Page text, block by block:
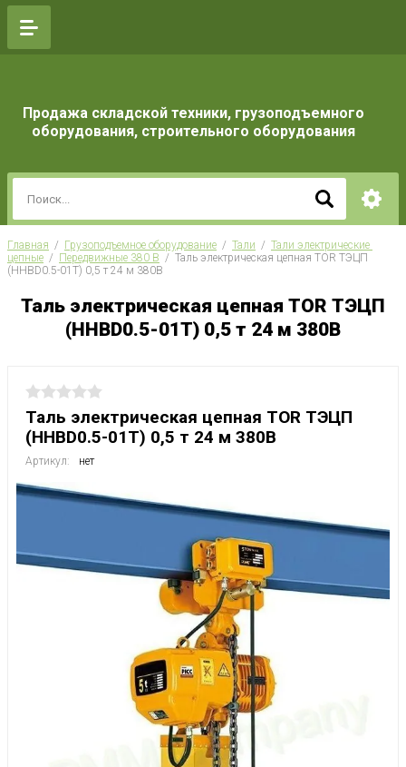
Продажа складской техники, грузоподъемного
оборудования, строительного оборудования
Главная
  /
Грузоподъемное оборудование
  /
Тали
  /
Тали электрические
цепные
  /
Передвижные 380 В
  /  Таль электрическая цепная TOR ТЭЦП
(HHBD0.5-01T) 0,5 т 24 м 380В
Таль электрическая цепная TOR ТЭЦП
(HHBD0.5-01T) 0,5 т 24 м 380В
Таль электрическая цепная TOR ТЭЦП
(HHBD0.5-01T) 0,5 т 24 м 380В
Артикул: нет